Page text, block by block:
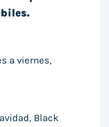
a viernes,
Black